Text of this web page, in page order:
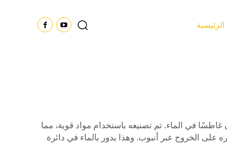
في الماء. تم تصنيعه باستخدام مواد قوية، مما
على الخروج عبر أنبوب. وهذا يدور بالماء في دائرة